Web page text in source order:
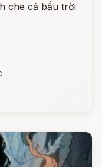
che cả bầu trời